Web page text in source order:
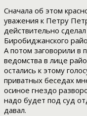
Сначала об этом
уважения к Петру
действительно
Биробиджанского
А потом заговорили в
ведомства в лице
остались к этому
приватных беседах
осиное гнездо
надо будет под суд
давал.